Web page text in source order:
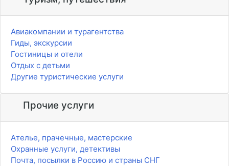
Авиакомпании и турагентства
Гиды, экскурсии
Гостиницы и отели
Отдых с детьми
Другие туристические услуги
Прочие услуги
Ателье, прачечные, мастерские
Охранные услуги, детективы
Почта, посылки в Россию и страны СНГ